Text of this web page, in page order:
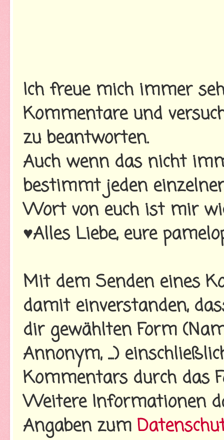
Ich freue mich immer
Kommentare und
zu beantworten.
Auch wenn das nicht
bestimmt jeden
Wort von euch ist mir
♥Alles Liebe, eure
Mit dem Senden eines
damit einverstanden,
dir gewählten Form
Annonym, ...)
Kommentars durch das
Weitere Informationen
Angaben zum